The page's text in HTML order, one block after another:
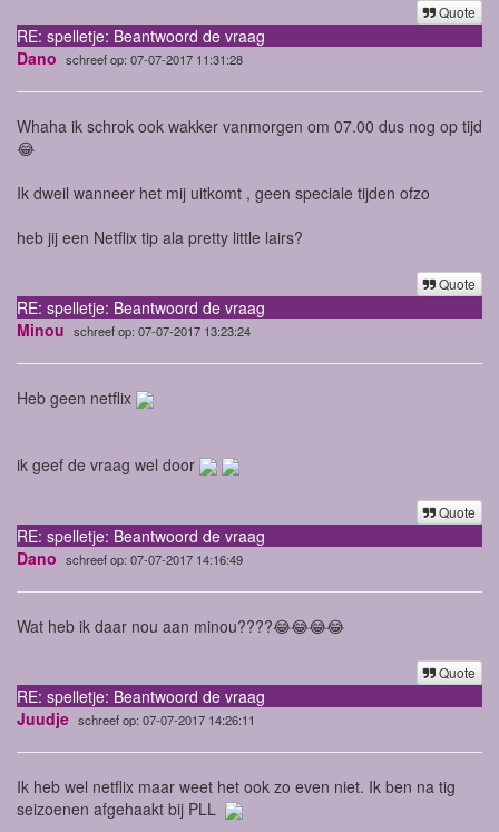
Quote
RE: spelletje: Beantwoord de vraag
Dano schreef op: 07-07-2017 11:31:28
Whaha ik schrok ook wakker vanmorgen om 07.00 dus nog op tijd
😂
Ik dweil wanneer het mij uitkomt , geen speciale tijden ofzo
heb jij een Netflix tip ala pretty little lairs?
Quote
RE: spelletje: Beantwoord de vraag
Minou schreef op: 07-07-2017 13:23:24
Heb geen netflix
ik geef de vraag wel door
Quote
RE: spelletje: Beantwoord de vraag
Dano schreef op: 07-07-2017 14:16:49
Wat heb ik daar nou aan minou????😂😂😂😂
Quote
RE: spelletje: Beantwoord de vraag
Juudje schreef op: 07-07-2017 14:26:11
Ik heb wel netflix maar weet het ook zo even niet. Ik ben na tig
seizoenen afgehaakt bij PLL